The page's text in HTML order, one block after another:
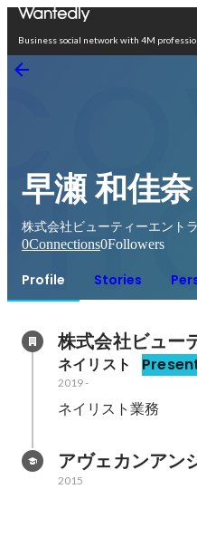
Business social network with 4M
早瀬 和佳奈
株式会社ビューティーエント
0Connections0Followers
Profile Stories
株式会社ビュー
ネイリスト
2019-
ネイリスト業務
アヴェカンアン
2015